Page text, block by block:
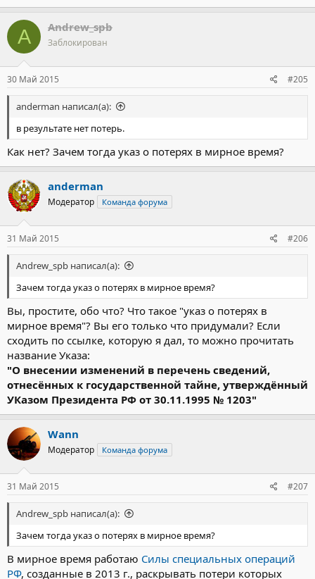
A Andrew_spb
Заблокирован
30 Май 2015 #205
anderman написал(а):
в результате нет потерь.
Как нет? Зачем тогда указ о потерях в мирное время?
anderman
Модератор Команда форума
31 Май 2015 #206
Andrew_spb написал(а):
Зачем тогда указ о потерях в мирное время?
Вы, простите, обо что? Что такое "указ о потерях в
мирное время"? Вы его только что придумали? Если
сходить по ссылке, которую я дал, то можно прочитать
название Указа:
"О внесении изменений в перечень сведений,
отнесённых к государственной тайне, утверждённый
УКазом Президента РФ от 30.11.1995 № 1203"
Wann
Модератор Команда форума
31 Май 2015 #207
Andrew_spb написал(а):
Зачем тогда указ о потерях в мирное время?
В мирное время работаю Силы специальных операций
РФ, созданные в 2013 г., раскрывать потери которых